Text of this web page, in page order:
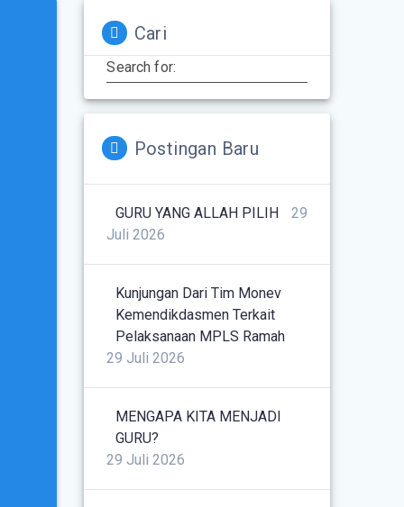
Cari
Search for:
Postingan Baru
GURU YANG ALLAH PILIH
29
Juli 2026
Kunjungan Dari Tim Monev
Kemendikdasmen Terkait
Pelaksanaan MPLS Ramah
29 Juli 2026
MENGAPA KITA MENJADI
GURU?
29 Juli 2026